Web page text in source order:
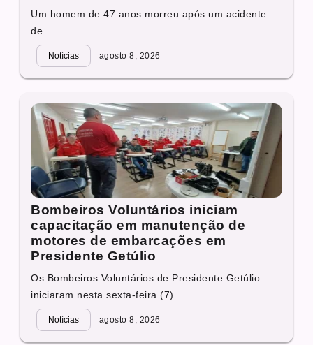
Um homem de 47 anos morreu após um acidente
de...
Notícias agosto 8, 2026
Bombeiros Voluntários iniciam
capacitação em manutenção de
motores de embarcações em
Presidente Getúlio
Os Bombeiros Voluntários de Presidente Getúlio
iniciaram nesta sexta-feira (7)...
Notícias agosto 8, 2026